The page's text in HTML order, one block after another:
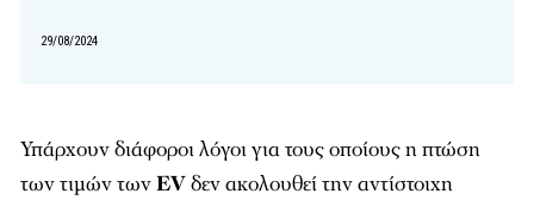
29/08/2024
Υπάρχουν διάφοροι λόγοι για τους οποίους η πτώση
των τιμών τωνEVδεν ακολουθεί την αντίστοιχη